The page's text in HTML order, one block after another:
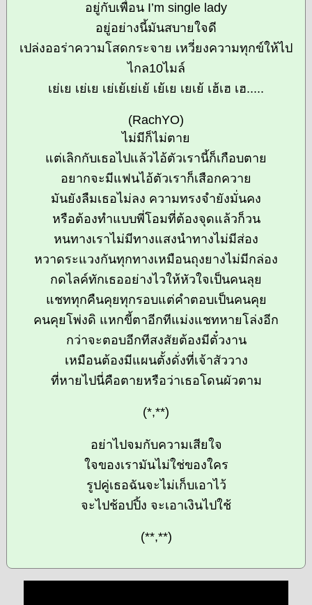
อยู่กับเพื่อน I’m single lady
อยู่อย่างนี้มันสบายใจดี
เปล่งออร่าความโสดกระจาย เหวี่ยงความทุกข์ให้ไป
ไกล10ไมล์
เย่เย เย่เย เย่เย้เย่เย้ เย้เย เยเย้ เฮ้เฮ เฮ.....
(RachYO)
ไม่มีก็ไม่ตาย
แต่เลิกกับเธอไปแล้วไอ้ตัวเรานี้ก็เกือบตาย
อยากจะมีแฟนไอ้ตัวเราก็เสือกควาย
มันยังลืมเธอไม่ลง ความทรงจำยังมั่นคง
หรือต้องทำแบบพี่โอมที่ต้องจุดแล้วก็วน
หนทางเราไม่มีทางแสงนำทางไม่มีส่อง
หวาดระแวงกันทุกทางเหมือนถุงยางไม่มีกล่อง
กดไลค์ทักเธออย่างไวให้หัวใจเป็นคนลุย
แชททุกคืนคุยทุกรอบแต่คำตอบเป็นคนคุย
คนคุยโพ่งดิ แหกขี้ตาอีกทีแม่งแชทหายโล่งอีก
กว่าจะตอบอีกทีสงสัยต้องมีตั๋วงาน
เหมือนต้องมีแผนตั้งดั่งที่เจ้าสัววาง
ที่หายไปนี่คือตายหรือว่าเธอโดนผัวตาม
(*,**)
อย่าไปจมกับความเสียใจ
ใจของเรามันไม่ใช่ของใคร
รูปคู่เธอฉันจะไม่เก็บเอาไว้
จะไปช้อปปิ้ง จะเอาเงินไปใช้
(**,**)